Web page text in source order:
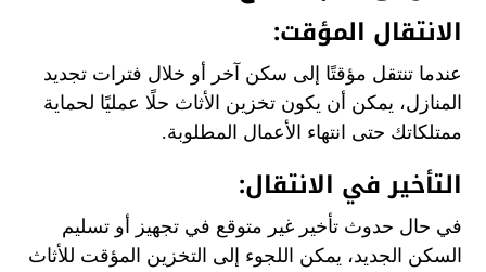
الانتقال المؤقت:
عندما تنتقل مؤقتًا إلى سكن آخر أو خلال فترات تجديد
المنازل، يمكن أن يكون تخزين الأثاث حلًا عمليًا لحماية
ممتلكاتك حتى انتهاء الأعمال المطلوبة.
التأخير في الانتقال:
في حال حدوث تأخير غير متوقع في تجهيز أو تسليم
السكن الجديد، يمكن اللجوء إلى التخزين المؤقت للأثاث